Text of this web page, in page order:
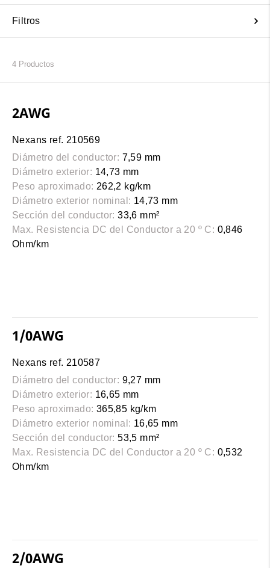
Filtros
4 Productos
2AWG
Nexans ref. 210569
Diámetro del conductor: 7,59 mm
Diámetro exterior: 14,73 mm
Peso aproximado: 262,2 kg/km
Diámetro exterior nominal: 14,73 mm
Sección del conductor: 33,6 mm²
Max. Resistencia DC del Conductor a 20 º C: 0,846
Ohm/km
1/0AWG
Nexans ref. 210587
Diámetro del conductor: 9,27 mm
Diámetro exterior: 16,65 mm
Peso aproximado: 365,85 kg/km
Diámetro exterior nominal: 16,65 mm
Sección del conductor: 53,5 mm²
Max. Resistencia DC del Conductor a 20 º C: 0,532
Ohm/km
2/0AWG